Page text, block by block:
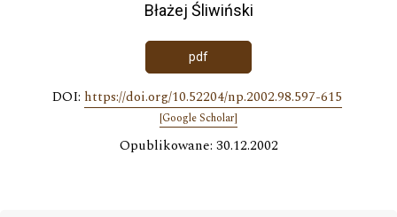
Błażej Śliwiński
pdf
DOI: https://doi.org/10.52204/np.2002.98.597-615
[Google Scholar]
Opublikowane: 30.12.2002